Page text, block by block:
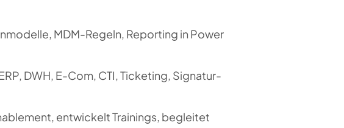
MDM-Regeln, Reporting in Power
DWH, E-Com, CTI, Ticketing, Signatur-
entwickelt Trainings, begleitet